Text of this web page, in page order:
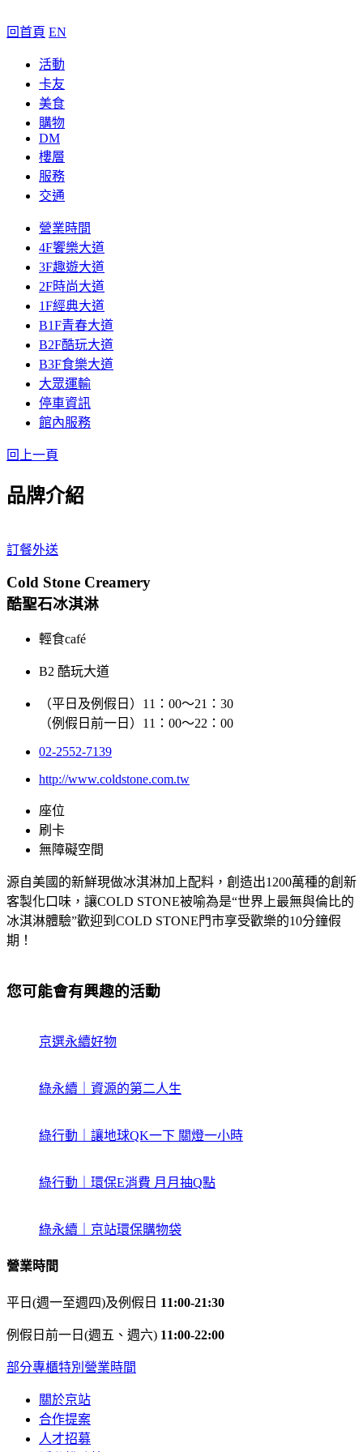
回首頁 EN
活動
卡友
美食
購物
DM
樓層
服務
交通
營業時間
4F饗樂大道
3F趣遊大道
2F時尚大道
1F經典大道
B1F青春大道
B2F酷玩大道
B3F食樂大道
大眾運輸
停車資訊
館內服務
回上一頁
品牌介紹
訂餐外送
Cold Stone Creamery
酷聖石冰淇淋
輕食café
B2 酷玩大道
（平日及例假日）11：00～21：30
（例假日前一日）11：00～22：00
02-2552-7139
http://www.coldstone.com.tw
座位
刷卡
無障礙空間
源自美國的新鮮現做冰淇淋加上配料，創造出1200萬種的創新
客製化口味，讓COLD STONE被喻為是“世界上最無與倫比的
冰淇淋體驗”歡迎到COLD STONE門市享受歡樂的10分鐘假
期！
您可能會有興趣的活動
京選永續好物
綠永續｜資源的第二人生
綠行動｜讓地球QK一下 關燈一小時
綠行動｜環保E消費 月月抽Q點
綠永續｜京站環保購物袋
營業時間
平日(週一至週四)及例假日 11:00-21:30
例假日前一日(週五、週六) 11:00-22:00
部分專櫃特別營業時間
關於京站
合作提案
人才招募